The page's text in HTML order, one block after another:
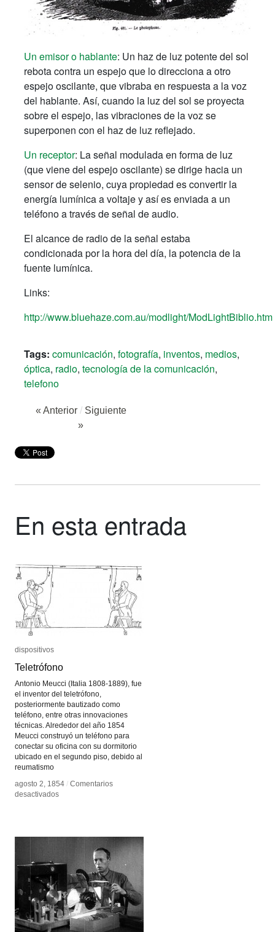
Un emisor o hablante: Un haz de luz potente del sol
rebota contra un espejo que lo direcciona a otro
espejo oscilante, que vibraba en respuesta a la voz
del hablante. Así, cuando la luz del sol se proyecta
sobre el espejo, las vibraciones de la voz se
superponen con el haz de luz reflejado.
Un receptor: La señal modulada en forma de luz
(que viene del espejo oscilante) se dirige hacia un
sensor de selenio, cuya propiedad es convertir la
energía lumínica a voltaje y así es enviada a un
teléfono a través de señal de audio.
El alcance de radio de la señal estaba
condicionada por la hora del día, la potencia de la
fuente lumínica.
Links:
http://www.bluehaze.com.au/modlight/ModLightBiblio.htm
Tags: comunicación, fotografía, inventos, medios,
óptica, radio, tecnología de la comunicación,
telefono
« Anterior / Siguiente
»
En esta entrada
dispositivos
Teletrófono
Antonio Meucci (Italia 1808-1889), fue
el inventor del teletrófono,
posteriormente bautizado como
teléfono, entre otras innovaciones
técnicas. Alrededor del año 1854
Meucci construyó un teléfono para
conectar su oficina con su dormitorio
ubicado en el segundo piso, debido al
reumatismo
agosto 2, 1854 / Comentarios
desactivadosen
dispositivos
Teletrófono
agosto 2, 1854 / Comentarios
desactivadosen